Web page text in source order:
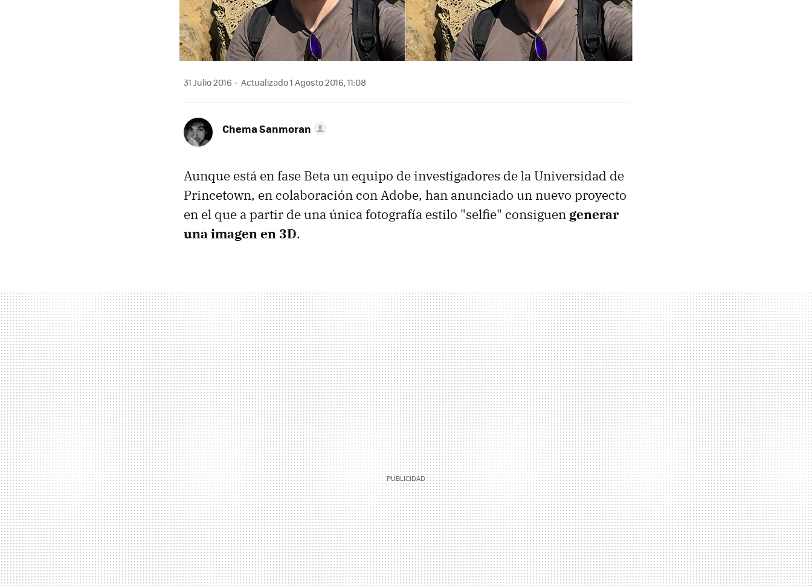
31 Julio 2016 Actualizado 1 Agosto 2016, 11:08
Chema Sanmoran
Aunque está en fase Beta un equipo de investigadores de la Universidad de
Princetown, en colaboración con Adobe, han anunciado un nuevo proyecto
en el que a partir de una única fotografía estilo "selfie" consiguen generar
una imagen en 3D.